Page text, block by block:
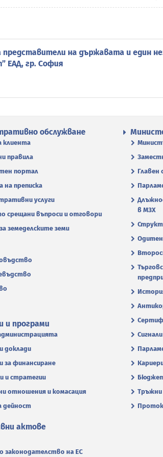
на държавата и един
ЕАД, гр. София
обслужване
клиента
правила
портал
на преписка
услуги
срещани въпроси и отговори
земеделските земи
Главен
в МЗХ
Тръжни
и програми
доклади
за финансиране
и стратегии
отношения и комасация
дейност
актове
законодателство на ЕС